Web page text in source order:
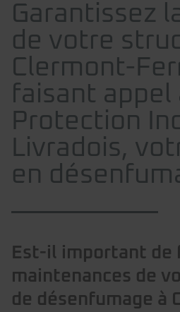
Garantissez
de votre
Clermont-
faisant appel
Protection
Livradois,
en
Est-il important de
maintenances de
de désenfumage à